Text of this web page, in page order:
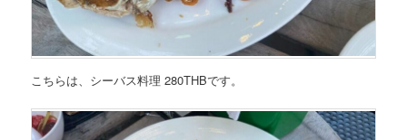
こちらは、シーバス料理 280THBです。